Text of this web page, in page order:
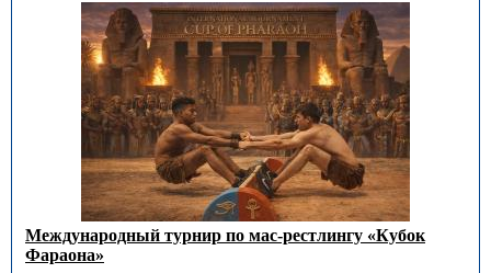
Международный турнир по мас-рестлингу «Кубок
Фараона»